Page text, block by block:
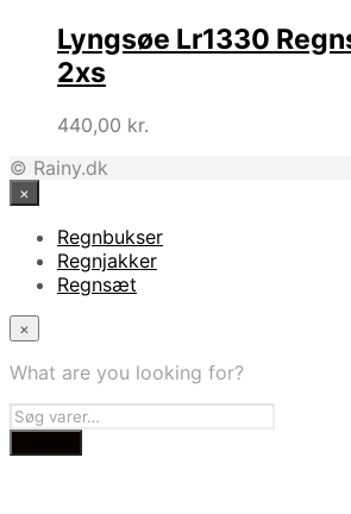
Lyngsøe Lr1330
2xs
440,00 kr.
© Rainy.dk
×
Regnbukser
Regnjakker
Regnsæt
×
What are you looking for?